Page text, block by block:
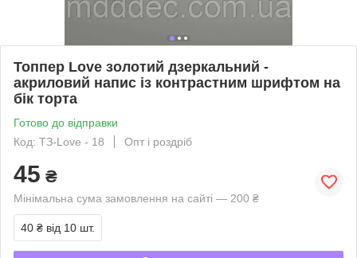
Топпер Love золотий дзеркальний -
акриловий напис із контрастним шрифтом на
бік торта
Готово до відправки
Код: ТЗ-Love - 18
Опт і роздріб
45 ₴
Мінімальна сума замовлення на сайті — 200 ₴
40 ₴ від 10 шт.